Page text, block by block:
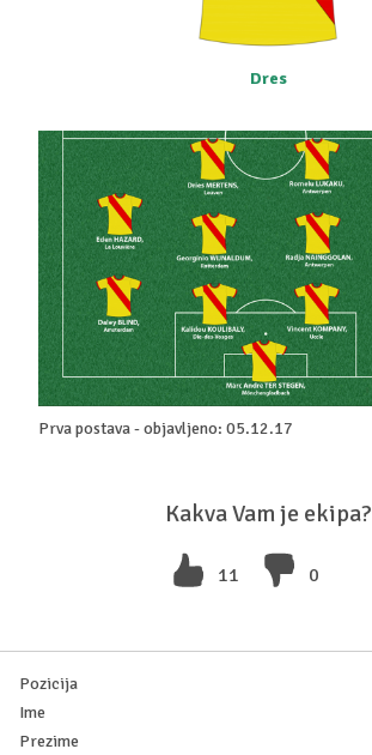
Dres
Kakva Vam je ekipa?
11 0
Prva postava - objavljeno: 05.12.17